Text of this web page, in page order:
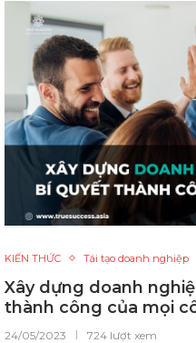
KIẾN THỨC Tái tạo doanh nghiệp
Xây dựng doanh
thành công của mọi
24/05/2023 724 lượt xem